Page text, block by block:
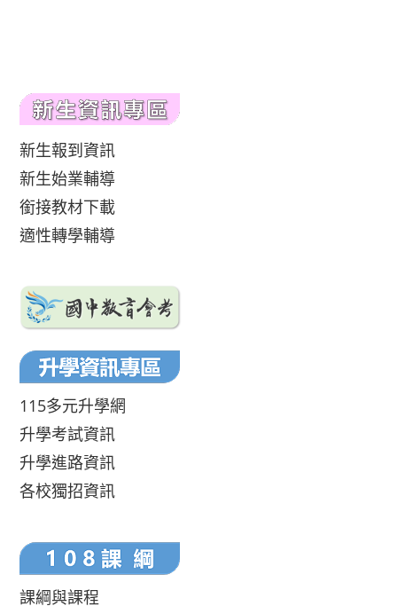
新生報到資訊
新生始業輔導
銜接教材下載
適性轉學輔導
115多元升學網
升學考試資訊
升學進路資訊
各校獨招資訊
課綱與課程